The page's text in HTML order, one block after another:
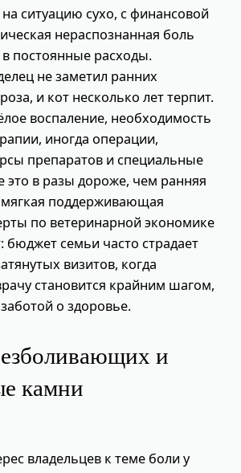
ситуацию сухо, с финансовой
нераспознанная боль
постоянные расходы.
не заметил ранних
и кот несколько лет терпит.
воспаление, необходимость
иногда операции,
препаратов и специальные
это в разы дороже, чем ранняя
мягкая поддерживающая
по ветеринарной экономике
бюджет семьи часто страдает
визитов, когда
становится крайним шагом,
о здоровье.
и
камни
владельцев к теме боли у